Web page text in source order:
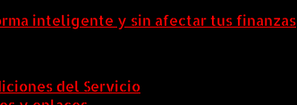
inteligente y sin afectar tus finanzas
del Servicio